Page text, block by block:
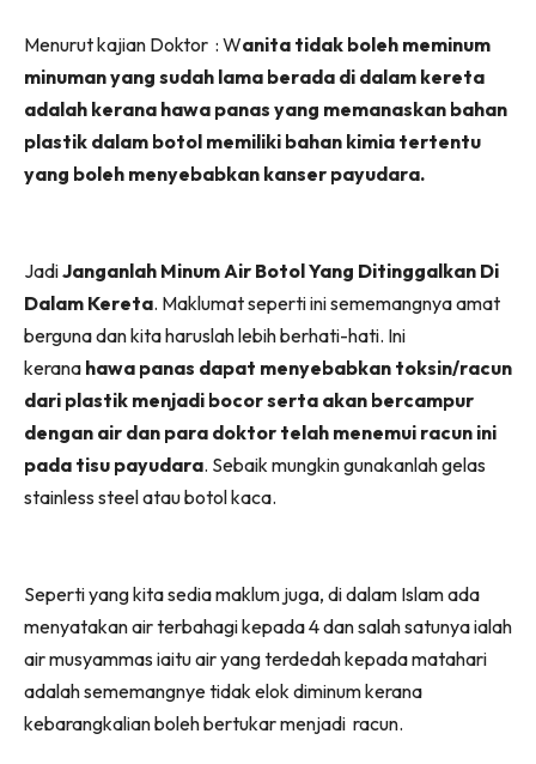
Menurut kajian Doktor : Wanita tidak boleh meminum
minuman yang sudah lama berada di dalam kereta
adalah kerana hawa panas yang memanaskan bahan
plastik dalam botol memiliki bahan kimia tertentu
yang boleh menyebabkan kanser payudara.
JadiJanganlah Minum Air Botol Yang Ditinggalkan Di
Dalam Kereta. Maklumat seperti ini sememangnya amat
berguna dan kita haruslah lebih berhati-hati. Ini
kerana hawa panas dapat menyebabkan toksin/racun
dari plastik menjadi bocor serta akan bercampur
dengan air dan para doktor telah menemui racun ini
pada tisu payudara. Sebaik mungkin gunakanlah gelas
stainless steel atau botol kaca.
Seperti yang kita sedia maklum juga, di dalam Islam ada
menyatakan air terbahagi kepada 4 dan salah satunya ialah
air musyammas iaitu air yang terdedah kepada matahari
adalah sememangnye tidak elok diminum kerana
kebarangkalian boleh bertukar menjadi racun.